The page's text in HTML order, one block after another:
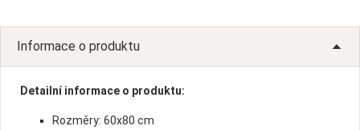
Informace o produktu
Detailní informace o produktu:
Rozměry: 60x80 cm